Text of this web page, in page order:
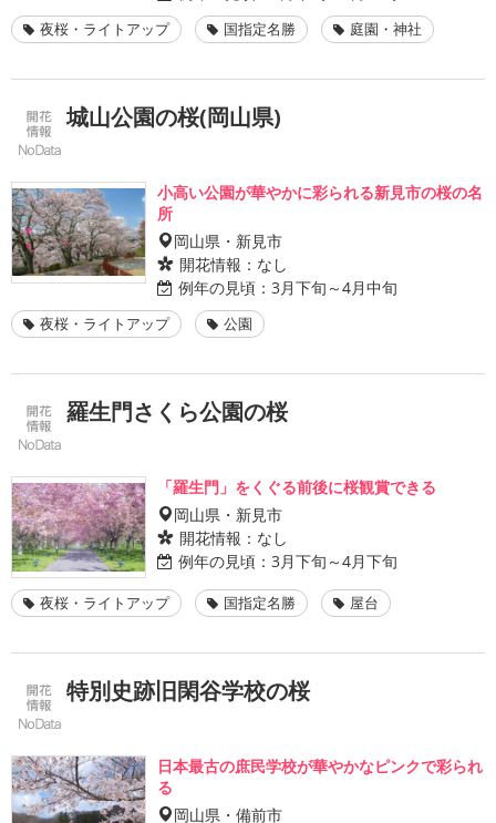
夜桜・ライトアップ 国指定名勝 庭園・神社
城山公園の桜(岡山県)
小高い公園が華やかに彩られる新見市の桜の名
所
岡山県・新見市
開花情報： なし
例年の見頃： 3月下旬～4月中旬
夜桜・ライトアップ 公園
羅生門さくら公園の桜
「羅生門」をくぐる前後に桜観賞できる
岡山県・新見市
開花情報： なし
例年の見頃： 3月下旬～4月下旬
夜桜・ライトアップ 国指定名勝 屋台
特別史跡旧閑谷学校の桜
日本最古の庶民学校が華やかなピンクで彩られ
る
岡山県・備前市